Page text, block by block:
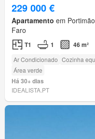
229 000 €
Apartamento em
Faro
T1 1 46 m²
Ar Condicionado Cozinha
Área verde
Há 30+ dias
IDEALISTA.PT